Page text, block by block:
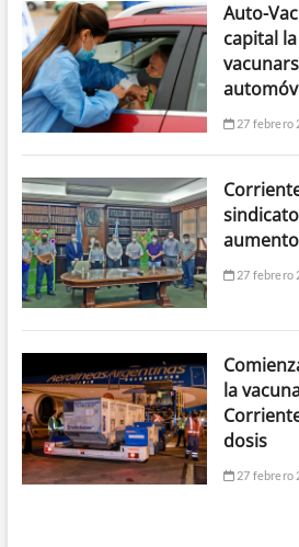
Auto-
capital
27 febrero
27 febrero
la
dosis
27 febrero